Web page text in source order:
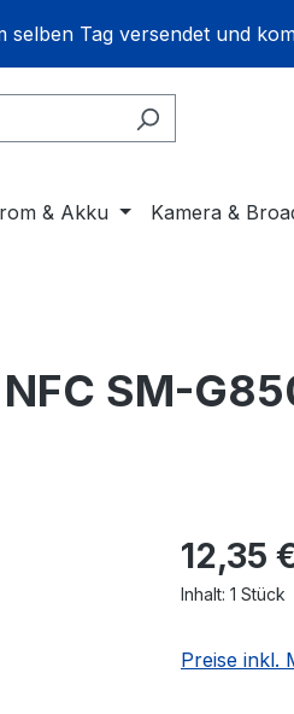
Tag versendet und
& Akku Kamera &
SM-
12,35
Inhalt: 1 Stück
Preise inkl.